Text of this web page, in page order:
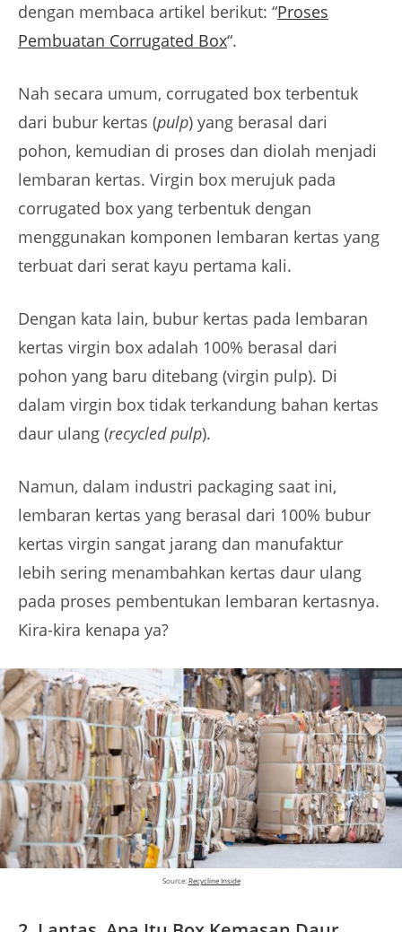
dengan membaca artikel berikut: “Proses
Pembuatan Corrugated Box“.
Nah secara umum, corrugated box terbentuk
dari bubur kertas (pulp) yang berasal dari
pohon, kemudian di proses dan diolah menjadi
lembaran kertas. Virgin box merujuk pada
corrugated box yang terbentuk dengan
menggunakan komponen lembaran kertas yang
terbuat dari serat kayu pertama kali.
Dengan kata lain, bubur kertas pada lembaran
kertas virgin box adalah 100% berasal dari
pohon yang baru ditebang (virgin pulp). Di
dalam virgin box tidak terkandung bahan kertas
daur ulang (recycled pulp).
Namun, dalam industri packaging saat ini,
lembaran kertas yang berasal dari 100% bubur
kertas virgin sangat jarang dan manufaktur
lebih sering menambahkan kertas daur ulang
pada proses pembentukan lembaran kertasnya.
Kira-kira kenapa ya?
Source: Recycline Inside